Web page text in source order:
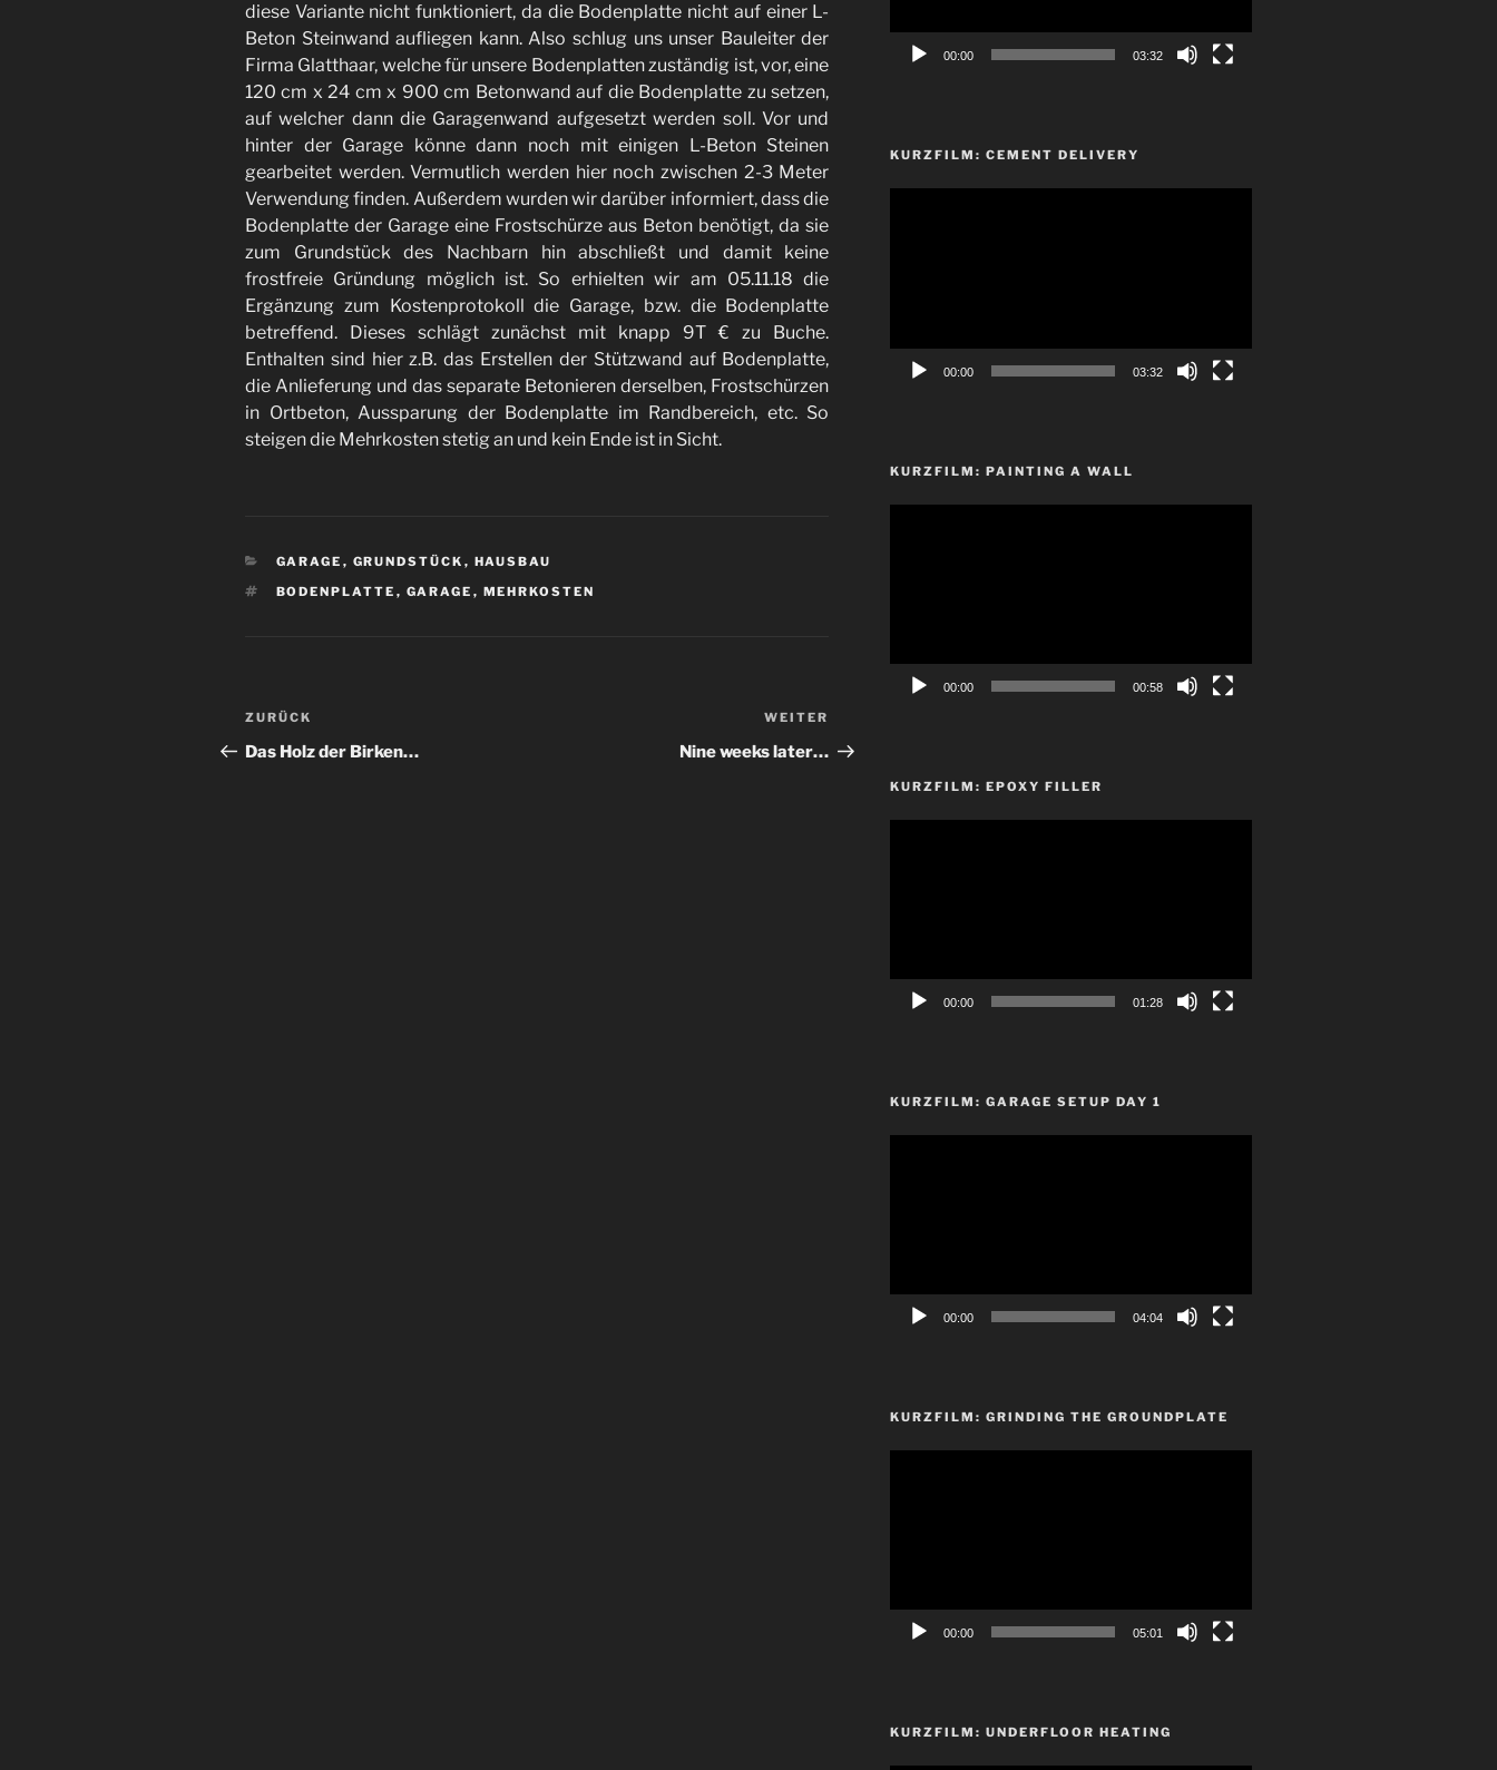
diese Variante nicht funktioniert, da die Bodenplatte nicht auf einer L-
Beton Steinwand aufliegen kann. Also schlug uns unser Bauleiter der
Firma Glatthaar, welche für unsere Bodenplatten zuständig ist, vor, eine
120 cm x 24 cm x 900 cm Betonwand auf die Bodenplatte zu setzen,
auf welcher dann die Garagenwand aufgesetzt werden soll. Vor und
hinter der Garage könne dann noch mit einigen L-Beton Steinen
gearbeitet werden. Vermutlich werden hier noch zwischen 2-3 Meter
Verwendung finden. Außerdem wurden wir darüber informiert, dass die
Bodenplatte der Garage eine Frostschürze aus Beton benötigt, da sie
zum Grundstück des Nachbarn hin abschließt und damit keine
frostfreie Gründung möglich ist. So erhielten wir am 05.11.18 die
Ergänzung zum Kostenprotokoll die Garage, bzw. die Bodenplatte
betreffend. Dieses schlägt zunächst mit knapp 9T € zu Buche.
Enthalten sind hier z.B. das Erstellen der Stützwand auf Bodenplatte,
die Anlieferung und das separate Betonieren derselben, Frostschürzen
in Ortbeton, Aussparung der Bodenplatte im Randbereich, etc. So
steigen die Mehrkosten stetig an und kein Ende ist in Sicht.
KATEGORIEN
GARAGE , GRUNDSTÜCK , HAUSBAU
SCHLAGWÖRTER
BODENPLATTE , GARAGE , MEHRKOSTEN
Beitragsnavigation
Vorheriger
Beitrag
ZURÜCK
Das Holz der Birken…
Beitrag
WEITER
Nine weeks later…
00:00 03:32
KURZFILM: CEMENT DELIVERY
00:00 03:32
KURZFILM: PAINTING A WALL
00:00 00:58
KURZFILM: EPOXY FILLER
00:00 01:28
KURZFILM: GARAGE SETUP DAY 1
00:00 04:04
KURZFILM: GRINDING THE GROUNDPLATE
00:00 05:01
KURZFILM: UNDERFLOOR HEATING